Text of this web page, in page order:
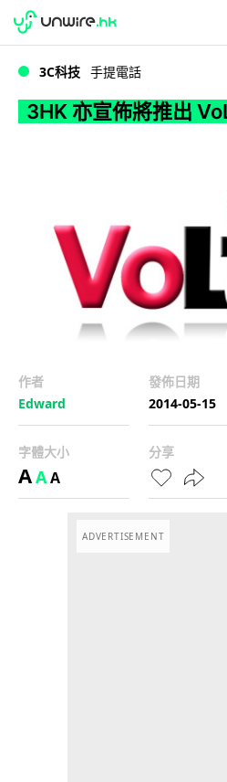
3HK 亦宣佈將推出
WWDC 2026
3C科技 手提電話
3HK 亦宣佈將推出
作者
Edward
發佈日期
2014-05-15
字體大小
AAA
分享
ADVERTISEMENT